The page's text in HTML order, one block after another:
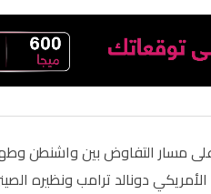
مسار التفاوض بين واشنطن
الأمريكي دونالد ترامب